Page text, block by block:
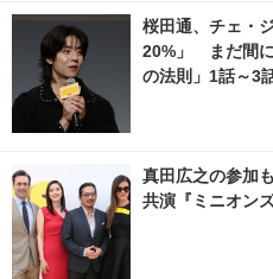
桜田通、チェ・
20%」 まだ間に
の法則」1話～3
真田広之の参加
共演『ミニオン